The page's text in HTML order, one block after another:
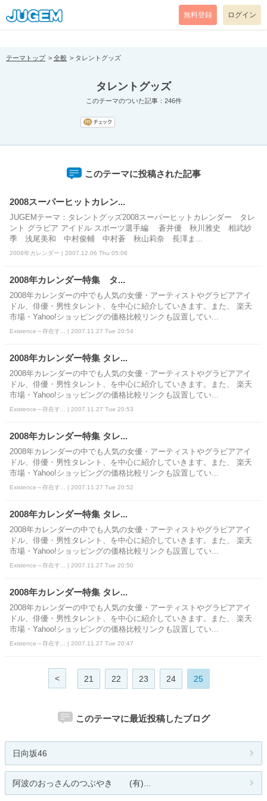
[pear_error: message="Success" code=0 mode=return level=notice
prefix="" info=""]
無料登録 ログイン
テーマトップ 全般 タレントグッズ
タレントグッズ
このテーマのついた記事：246件
このテーマに投稿された記事
2008スーパーヒットカレン...
JUGEMテーマ：タレントグッズ2008スーパーヒットカレンダー タレ
ント グラビア アイドル スポーツ選手編 蒼井優 秋川雅史 相武紗
季 浅尾美和 中村俊輔 中村蒼 秋山莉奈 長澤ま...
2008年カレンダー | 2007.12.06 Thu 05:06
2008年カレンダー特集 タ...
2008年カレンダーの中でも人気の女優・アーティストやグラビアアイ
ドル、俳優・男性タレント、を中心に紹介していきます。また、 楽天
市場・Yahoo!ショッピングの価格比較リンクも設置してい...
Existence～存在す... | 2007.11.27 Tue 20:54
2008年カレンダー特集 タレ...
2008年カレンダーの中でも人気の女優・アーティストやグラビアアイ
ドル、俳優・男性タレント、を中心に紹介していきます。また、 楽天
市場・Yahoo!ショッピングの価格比較リンクも設置してい...
Existence～存在す... | 2007.11.27 Tue 20:53
2008年カレンダー特集 タレ...
2008年カレンダーの中でも人気の女優・アーティストやグラビアアイ
ドル、俳優・男性タレント、を中心に紹介していきます。また、 楽天
市場・Yahoo!ショッピングの価格比較リンクも設置してい...
Existence～存在す... | 2007.11.27 Tue 20:52
2008年カレンダー特集 タレ...
2008年カレンダーの中でも人気の女優・アーティストやグラビアアイ
ドル、俳優・男性タレント、を中心に紹介していきます。また、 楽天
市場・Yahoo!ショッピングの価格比較リンクも設置してい...
Existence～存在す... | 2007.11.27 Tue 20:50
2008年カレンダー特集 タレ...
2008年カレンダーの中でも人気の女優・アーティストやグラビアアイ
ドル、俳優・男性タレント、を中心に紹介していきます。また、 楽天
市場・Yahoo!ショッピングの価格比較リンクも設置してい...
Existence～存在す... | 2007.11.27 Tue 20:47
< 21 22 23 24 25
このテーマに最近投稿したブログ
日向坂46
阿波のおっさんのつぶやき (有)...